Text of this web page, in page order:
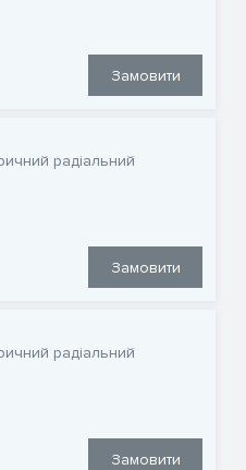
Замовити
радіальний
Замовити
радіальний
Замовити